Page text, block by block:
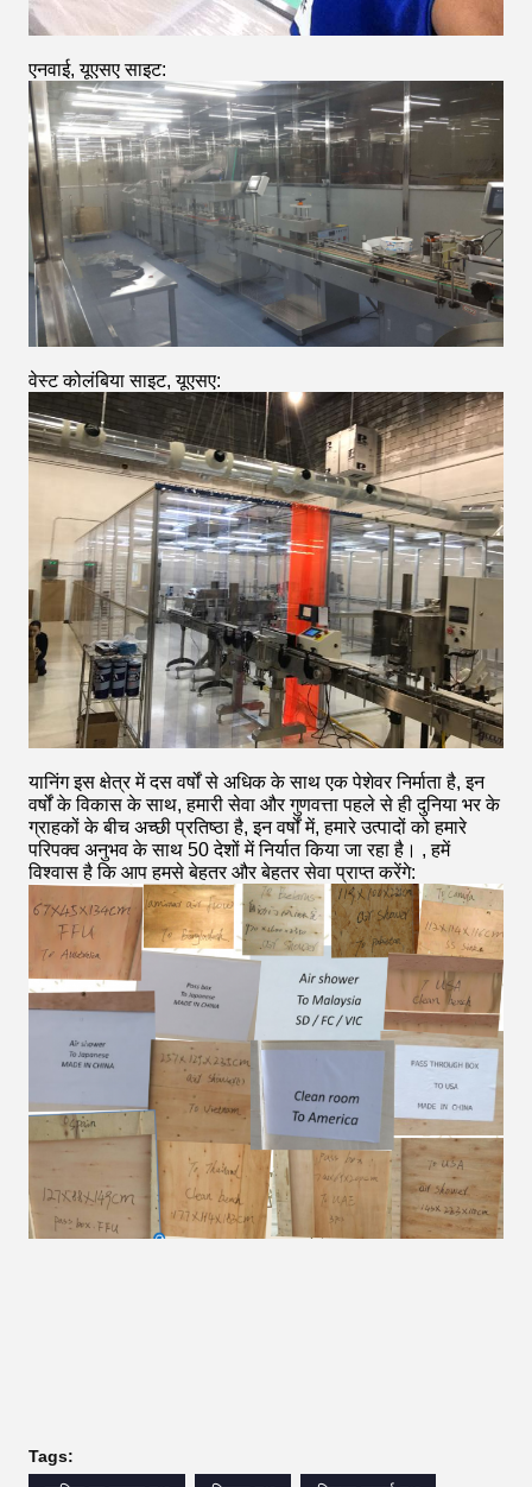
एनवाई, यूएसए साइट:
वेस्ट कोलंबिया साइट, यूएसए:
यानिंग इस क्षेत्र में दस वर्षों से अधिक के साथ एक पेशेवर निर्माता है, इन
वर्षों के विकास के साथ, हमारी सेवा और गुणवत्ता पहले से ही दुनिया भर के
ग्राहकों के बीच अच्छी प्रतिष्ठा है, इन वर्षों में, हमारे उत्पादों को हमारे
परिपक्व अनुभव के साथ 50 देशों में निर्यात किया जा रहा है। , हमें
विश्वास है कि आप हमसे बेहतर और बेहतर सेवा प्राप्त करेंगे:
Tags: